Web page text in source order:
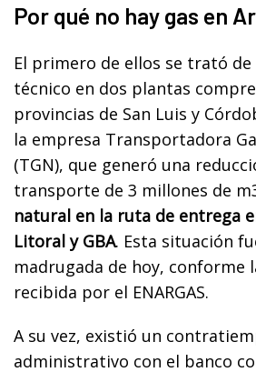
Por qué no hay gas en
El primero de ellos se trató
técnico en dos plantas
provincias de San Luis y
la empresa Transportadora
(TGN), que generó una
transporte de 3 millones de
natural en la ruta de entrega
Litoral y GBA. Esta situación
madrugada de hoy, conforme
recibida por el ENARGAS.
A su vez, existió un
administrativo con el banco